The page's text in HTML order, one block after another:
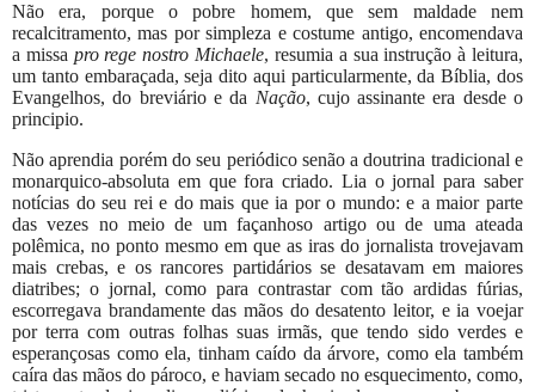
Não era, porque o pobre homem, que sem maldade nem
recalcitramento, mas por simpleza e costume antigo, encomendava
a missa pro rege nostro Michaele, resumia a sua instrução à leitura,
um tanto embaraçada, seja dito aqui particularmente, da Bíblia, dos
Evangelhos, do breviário e da Nação, cujo assinante era desde o
principio.
Não aprendia porém do seu periódico senão a doutrina tradicional e
monarquico-absoluta em que fora criado. Lia o jornal para saber
notícias do seu rei e do mais que ia por o mundo: e a maior parte
das vezes no meio de um façanhoso artigo ou de uma ateada
polêmica, no ponto mesmo em que as iras do jornalista trovejavam
mais crebas, e os rancores partidários se desatavam em maiores
diatribes; o jornal, como para contrastar com tão ardidas fúrias,
escorregava brandamente das mãos do desatento leitor, e ia voejar
por terra com outras folhas suas irmãs, que tendo sido verdes e
esperançosas como ela, tinham caído da árvore, como ela também
caíra das mãos do pároco, e haviam secado no esquecimento, como,